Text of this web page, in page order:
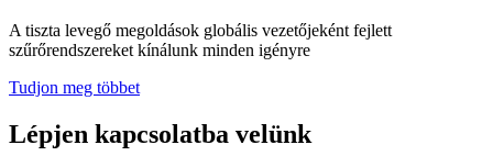
A tiszta levegő megoldások globális vezetőjeként fejlett
szűrőrendszereket kínálunk minden igényre
Tudjon meg többet
Lépjen kapcsolatba velünk